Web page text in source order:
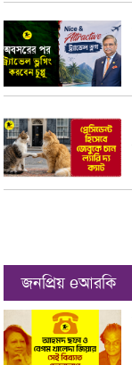
জনপ্রিয় eআরকি